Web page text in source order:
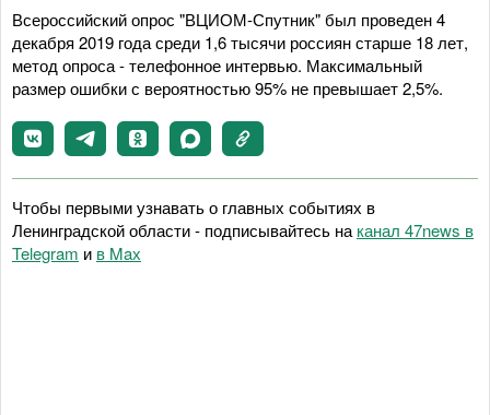
Всероссийский опрос "ВЦИОМ-Спутник" был проведен 4
декабря 2019 года среди 1,6 тысячи россиян старше 18 лет,
метод опроса - телефонное интервью. Максимальный
размер ошибки с вероятностью 95% не превышает 2,5%.
Чтобы первыми узнавать о главных событиях в
Ленинградской области - подписывайтесь на канал 47news в
Telegram и в Maх